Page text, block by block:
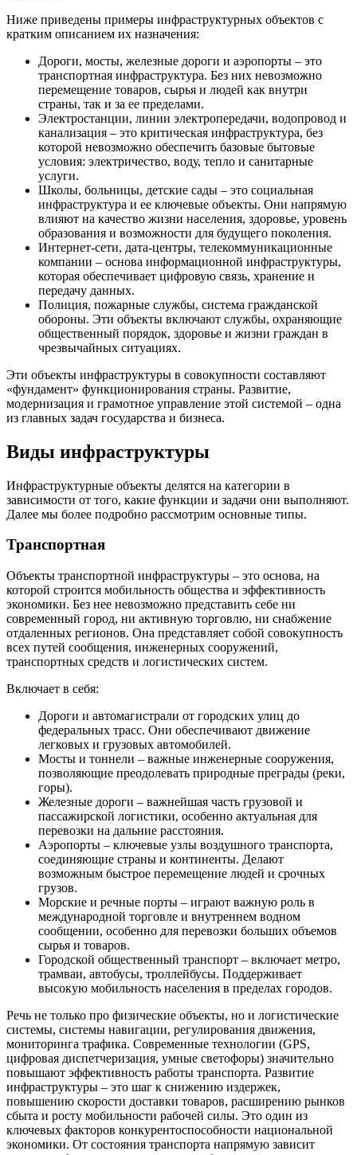
Ниже приведены примеры инфраструктурных объектов с
кратким описанием их назначения:
Дороги, мосты, железные дороги и аэропорты – это
транспортная инфраструктура. Без них невозможно
перемещение товаров, сырья и людей как внутри
страны, так и за ее пределами.
Электростанции, линии электропередачи, водопровод и
канализация – это критическая инфраструктура, без
которой невозможно обеспечить базовые бытовые
условия: электричество, воду, тепло и санитарные
услуги.
Школы, больницы, детские сады – это социальная
инфраструктура и ее ключевые объекты. Они напрямую
влияют на качество жизни населения, здоровье, уровень
образования и возможности для будущего поколения.
Интернет-сети, дата-центры, телекоммуникационные
компании – основа информационной инфраструктуры,
которая обеспечивает цифровую связь, хранение и
передачу данных.
Полиция, пожарные службы, система гражданской
обороны. Эти объекты включают службы, охраняющие
общественный порядок, здоровье и жизни граждан в
чрезвычайных ситуациях.
Эти объекты инфраструктуры в совокупности составляют
«фундамент» функционирования страны. Развитие,
модернизация и грамотное управление этой системой – одна
из главных задач государства и бизнеса.
Виды инфраструктуры
Инфраструктурные объекты делятся на категории в
зависимости от того, какие функции и задачи они выполняют.
Далее мы более подробно рассмотрим основные типы.
Транспортная
Объекты транспортной инфраструктуры – это основа, на
которой строится мобильность общества и эффективность
экономики. Без нее невозможно представить себе ни
современный город, ни активную торговлю, ни снабжение
отдаленных регионов. Она представляет собой совокупность
всех путей сообщения, инженерных сооружений,
транспортных средств и логистических систем.
Включает в себя:
Дороги и автомагистрали от городских улиц до
федеральных трасс. Они обеспечивают движение
легковых и грузовых автомобилей.
Мосты и тоннели – важные инженерные сооружения,
позволяющие преодолевать природные преграды (реки,
горы).
Железные дороги – важнейшая часть грузовой и
пассажирской логистики, особенно актуальная для
перевозки на дальние расстояния.
Аэропорты – ключевые узлы воздушного транспорта,
соединяющие страны и континенты. Делают
возможным быстрое перемещение людей и срочных
грузов.
Морские и речные порты – играют важную роль в
международной торговле и внутреннем водном
сообщении, особенно для перевозки больших объемов
сырья и товаров.
Городской общественный транспорт – включает метро,
трамваи, автобусы, троллейбусы. Поддерживает
высокую мобильность населения в пределах городов.
Речь не только про физические объекты, но и логистические
системы, системы навигации, регулирования движения,
мониторинга трафика. Современные технологии (GPS,
цифровая диспетчеризация, умные светофоры) значительно
повышают эффективность работы транспорта. Развитие
инфраструктуры – это шаг к снижению издержек,
повышению скорости доставки товаров, расширению рынков
сбыта и росту мобильности рабочей силы. Это один из
ключевых факторов конкурентоспособности национальной
экономики. От состояния транспорта напрямую зависит